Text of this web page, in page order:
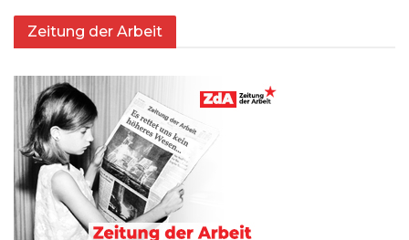
Zeitung der Arbeit